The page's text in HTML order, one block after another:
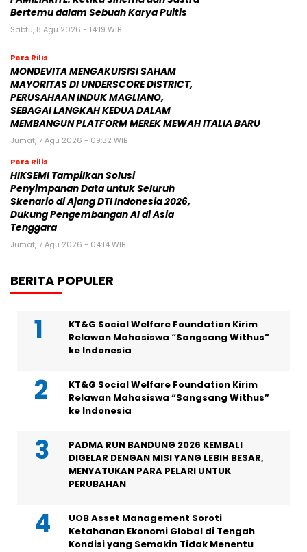
Bertemu dalam Sebuah Karya Puitis
Sabtu, 8 Agu 2026 - 14:19 WIB
Pers Rilis
MONDEVITA MENGAKUISISI SAHAM
MAYORITAS DI UNDERSCORE DISTRICT,
PERUSAHAAN INDUK MAGLIANO,
SEBAGAI LANGKAH KEDUA DALAM
MEMBANGUN PLATFORM MEREK MEWAH ITALIA BARU
Jumat, 7 Agu 2026 - 09:32 WIB
Pers Rilis
HIKSEMI Tampilkan Solusi
Penyimpanan Data untuk Seluruh
Skenario di Ajang DTI Indonesia 2026,
Dukung Pengembangan AI di Asia
Tenggara
Jumat, 7 Agu 2026 - 04:14 WIB
BERITA POPULER
KT&G Social Welfare Foundation Kirim
Relawan Mahasiswa “Sangsang Withus”
ke Indonesia
KT&G Social Welfare Foundation Kirim
Relawan Mahasiswa “Sangsang Withus”
ke Indonesia
PADMA RUN BANDUNG 2026 KEMBALI
DIGELAR DENGAN MISI YANG LEBIH BESAR,
MENYATUKAN PARA PELARI UNTUK
PERUBAHAN
UOB Asset Management Soroti
Ketahanan Ekonomi Global di Tengah
Kondisi yang Semakin Tidak Menentu